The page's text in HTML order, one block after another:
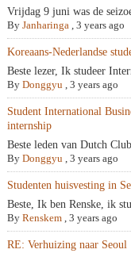
Vrijdag 9 juni was de
By Janharinga , 3 years ago
Koreaans-Nederlandse
Beste lezer, Ik studeer
By Donggyu , 3 years ago
Student International
internship
Beste leden van Dutch
By Donggyu , 3 years ago
Studenten huisvesting in
Beste, Ik ben Renske, ik
By Renskem , 3 years ago
RE: Verhuizing naar Seoul